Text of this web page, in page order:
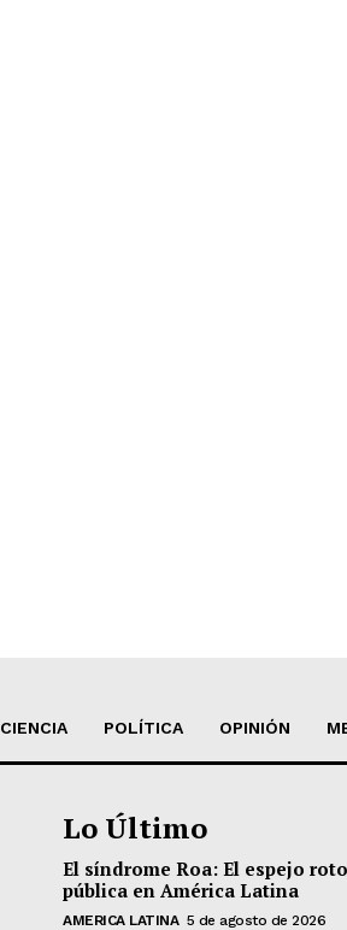
CIENCIA POLÍTICA OPINIÓN
Lo Último
El síndrome Roa: El espejo
pública en América Latina
AMERICA LATINA 5 de agosto de 2026